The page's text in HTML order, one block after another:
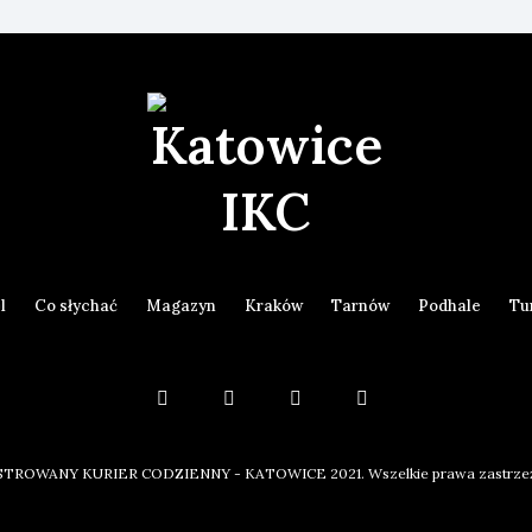
Co słychać Magazyn Kraków Tarnów Podhale
KURIER CODZIENNY - KATOWICE 2021. Wszelkie prawa